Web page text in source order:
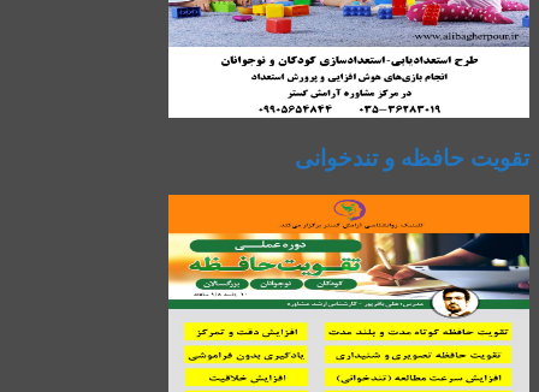
تقویت حافظه و تندخوانی